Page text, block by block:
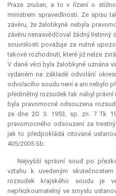
Praze zrušen, a to v řízení o
ministrem spravedlnosti. Ze spisu
závěru, že žalobkyně nebyla
závěru nenasvědčoval žádný listinný
souvislosti považuje za nutné
takové rozhodnutí, které již nelze
V dané věci byla žalobkyně uznána
vydaném na základě odvolání
odvolacího soudu není a ani nebylo
předmětný rozsudek tak nabyl
byla pravomocně odsouzena
ze dne 20. 3. 1953, sp. zn. 7 Tk
pravomocného odsouzení za
jak to předpokládá citované
405/2005 Sb.
Nejvyšší správní soud po
vztahu k uvedeným
rozsudek krajského soudu je
nepřezkoumatelný ve smyslu